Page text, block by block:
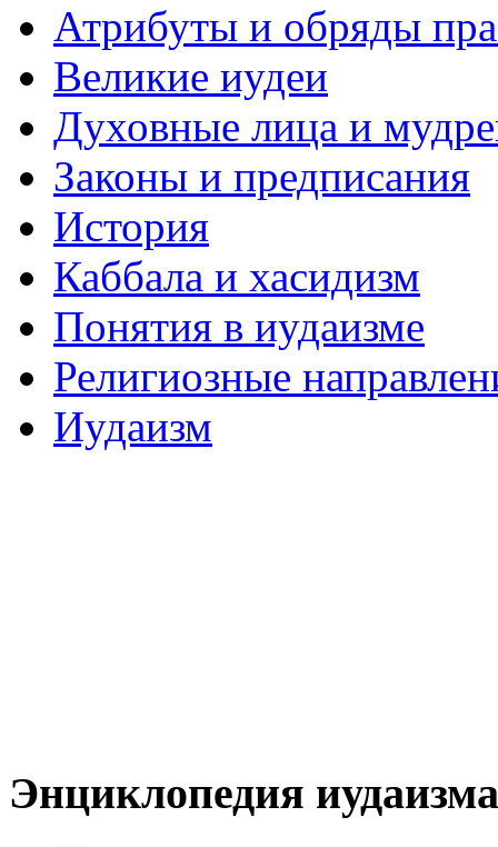
Атрибуты и обряды
Великие иудеи
Духовные лица и
Законы и предписания
История
Каббала и хасидизм
Понятия в иудаизме
Религиозные
Иудаизм
Энциклопедия иудаизма